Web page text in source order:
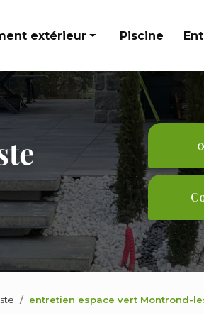
extérieur Piscine
entretien espace vert Montrond-